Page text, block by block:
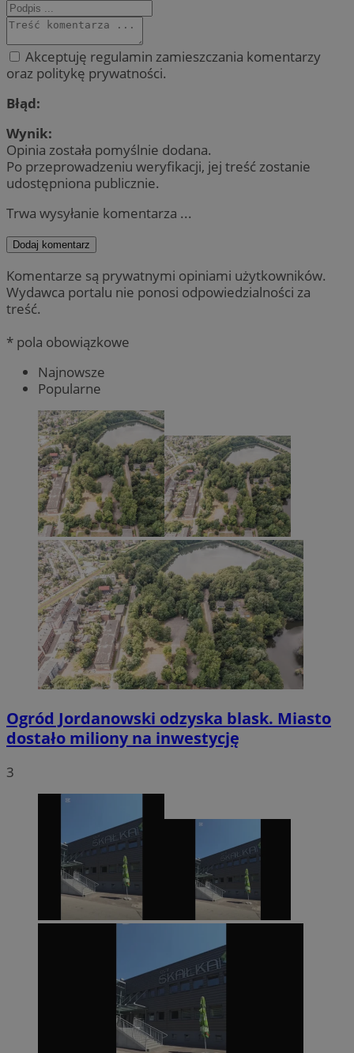
Akceptuję regulamin zamieszczania komentarzy
oraz politykę prywatności.
Błąd:
Wynik:
Opinia została pomyślnie dodana.
Po przeprowadzeniu weryfikacji, jej treść zostanie
udostępniona publicznie.
Trwa wysyłanie komentarza ...
Dodaj komentarz
Komentarze są prywatnymi opiniami użytkowników.
Wydawca portalu nie ponosi odpowiedzialności za
treść.
* pola obowiązkowe
Najnowsze
Popularne
Ogród Jordanowski odzyska blask. Miasto
dostało miliony na inwestycję
3